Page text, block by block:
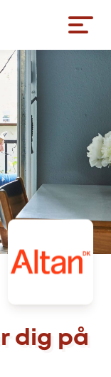
dig på